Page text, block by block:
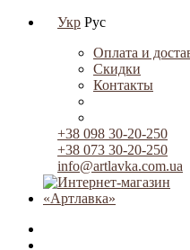
Укр Рус
Оплата и
Скидки
Контакты
+38 098 30-20-250
+38 073 30-20-250
info@artlavka.com.ua